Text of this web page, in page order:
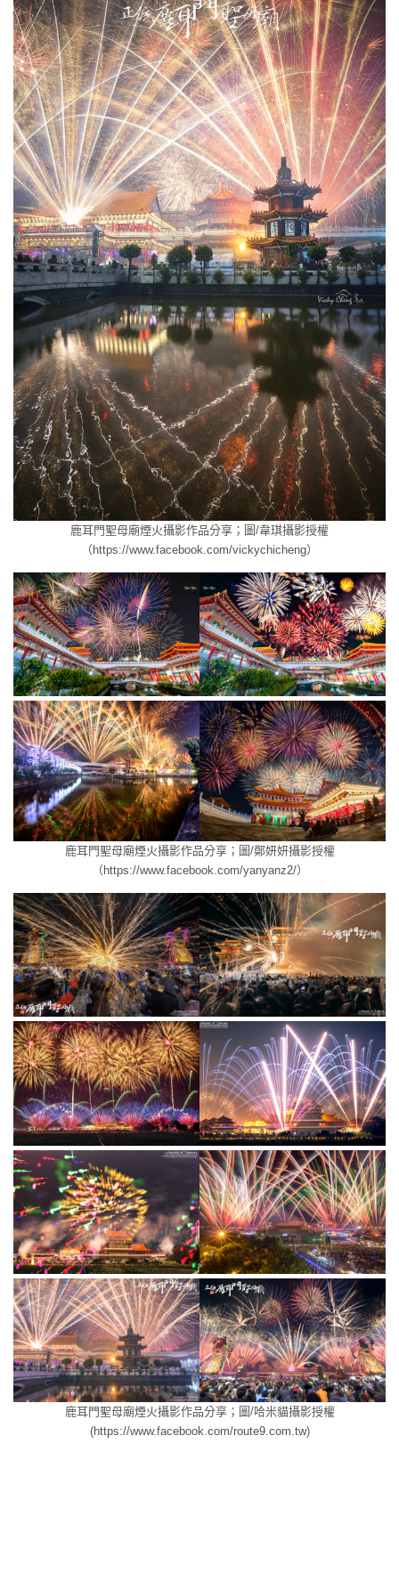
鹿耳門聖母廟煙火攝影作品分享；圖/韋琪攝影授權
（ https://www.facebook.com/vickychicheng）
鹿耳門聖母廟煙火攝影作品分享；圖/鄭妍妍攝影授權
（ https://www.facebook.com/yanyanz2/）
鹿耳門聖母廟煙火攝影作品分享； 圖/哈米貓攝影授權
(https://www.facebook.com/route9.com.tw)